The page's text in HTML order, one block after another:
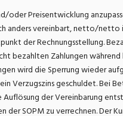
oder Preisentwicklung
anders vereinbart, netto/
der Rechnungsstellung.
bezahlten Zahlungen
wird die Sperrung wieder
Verzugszins geschuldet.
der Vereinbarung
SOPM zu verrechnen. Der